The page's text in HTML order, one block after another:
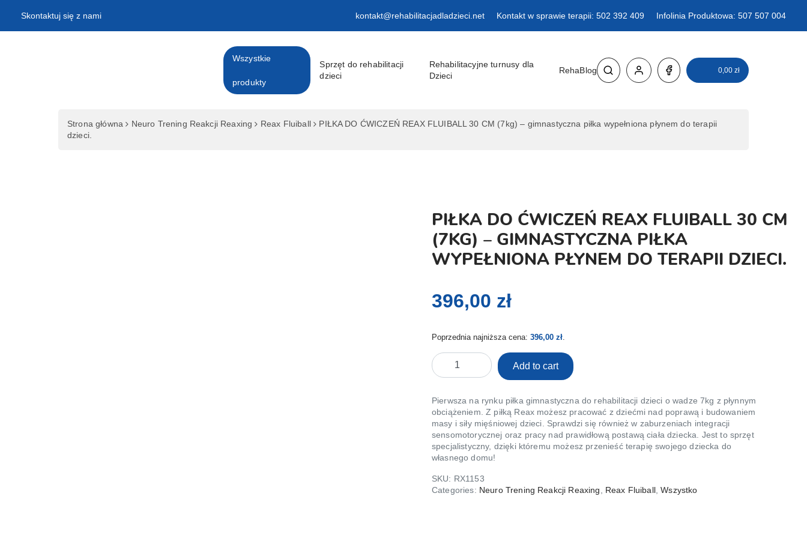
content
Skontaktuj się z nami kontakt@rehabilitacjadladzieci.net Kontakt w sprawie terapii: 502 392 409 Infolinia Produktowa: 507 507 004
Wszystkie
produkty
Sprzęt do rehabilitacji
dzieci
Rehabilitacyjne turnusy dla
Dzieci
RehaBlog 0,00 zł
Strona główna Neuro Trening Reakcji Reaxing Reax Fluiball
PIŁKA DO ĆWICZEŃ REAX FLUIBALL 30 CM (7kg) – gimnastyczna piłka wypełniona płynem do terapii
dzieci.
PIŁKA DO ĆWICZEŃ REAX FLUIBALL 30 CM
(7KG) – GIMNASTYCZNA PIŁKA
WYPEŁNIONA PŁYNEM DO TERAPII DZIECI.
396,00 zł
Poprzednia najniższa cena: 396,00 zł.
PIŁKA
DO
REAX
FLUIBALL
30
CM
(7kg)
-
gimnastyczna
piłka
Add to cart
Pierwsza na rynku piłka gimnastyczna do rehabilitacji dzieci o wadze 7kg z płynnym
obciążeniem. Z piłką Reax możesz pracować z dziećmi nad poprawą i budowaniem
masy i siły mięśniowej dzieci. Sprawdzi się również w zaburzeniach integracji
sensomotorycznej oraz pracy nad prawidłową postawą ciała dziecka. Jest to sprzęt
specjalistyczny, dzięki któremu możesz przenieść terapię swojego dziecka do
własnego domu!
SKU: RX1153
Categories: Neuro Trening Reakcji Reaxing Reax Fluiball,Wszystko